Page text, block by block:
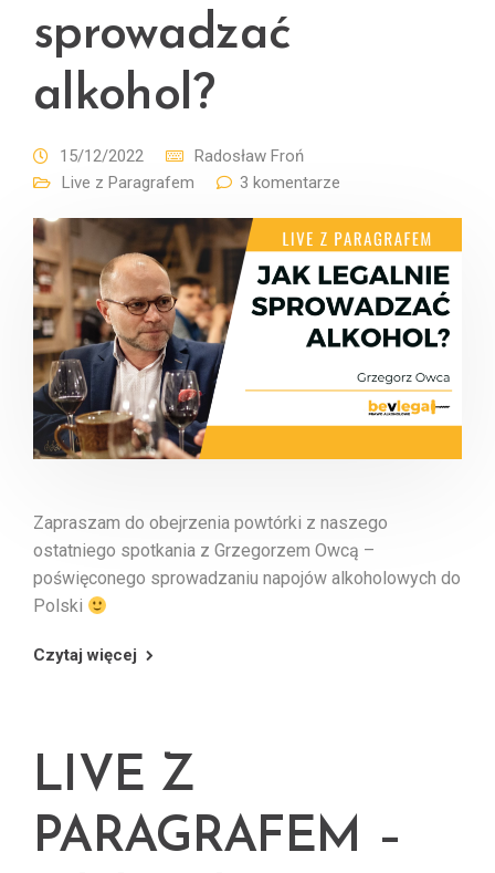
sprowadzać
alkohol?
15/12/2022
Radosław Froń
Live z Paragrafem
3 komentarze
Zapraszam do obejrzenia powtórki z naszego
ostatniego spotkania z Grzegorzem Owcą –
poświęconego sprowadzaniu napojów alkoholowych do
Polski
Czytaj więcej
LIVE Z
PARAGRAFEM –